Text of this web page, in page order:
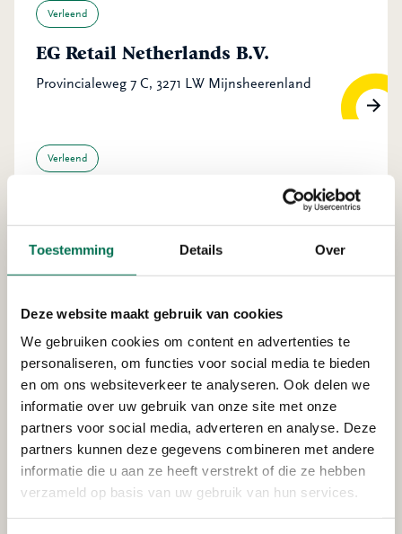
Toestemming Details Over
Deze website maakt gebruik van cookies
We gebruiken cookies om content en advertenties te
personaliseren, om functies voor social media te bieden
en om ons websiteverkeer te analyseren. Ook delen we
informatie over uw gebruik van onze site met onze
partners voor social media, adverteren en analyse. Deze
partners kunnen deze gegevens combineren met andere
informatie die u aan ze heeft verstrekt of die ze hebben
verzameld op basis van uw gebruik van hun services.
Verleend
EG Retail Netherlands B.V.
Provincialeweg 7 C, 3271 LW Mijnsheerenland
Verleend
Simon Stevinstraat 12, 3291 CA Strijen
FrieslandCampina Nederland
B.V.
Verleend